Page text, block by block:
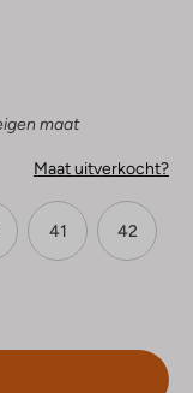
maat
Maat uitverkocht?
41 42